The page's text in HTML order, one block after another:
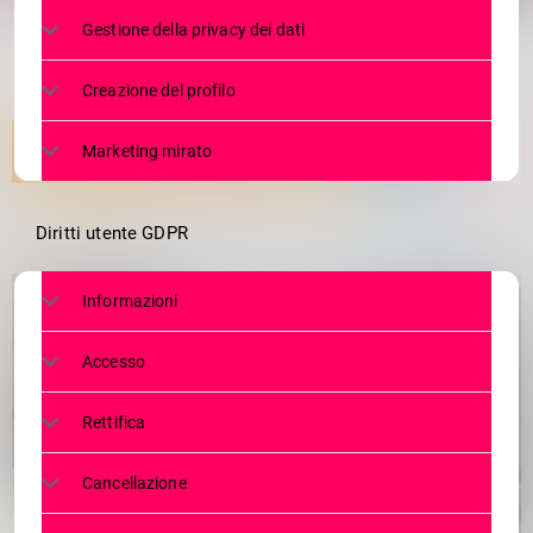
Gestione della privacy dei dati
Creazione del profilo
Marketing mirato
Diritti utente GDPR
Informazioni
Accesso
Rettifica
Cancellazione